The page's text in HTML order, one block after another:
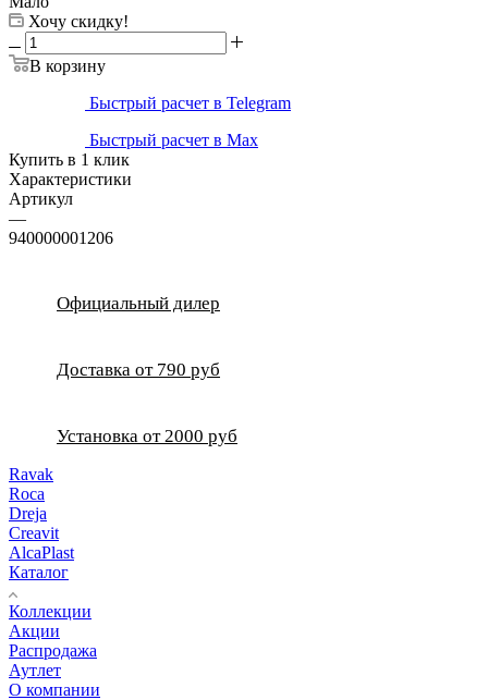
Хочу скидку!
В корзину
Быстрый расчет в Telegram
Быстрый расчет в Max
Купить в 1 клик
Характеристики
Артикул
—
940000001206
Официальный дилер
Доставка от 790 руб
Установка от 2000 руб
Ravak
Roca
Dreja
Creavit
AlcaPlast
Каталог
Коллекции
Акции
Распродажа
Аутлет
О компании